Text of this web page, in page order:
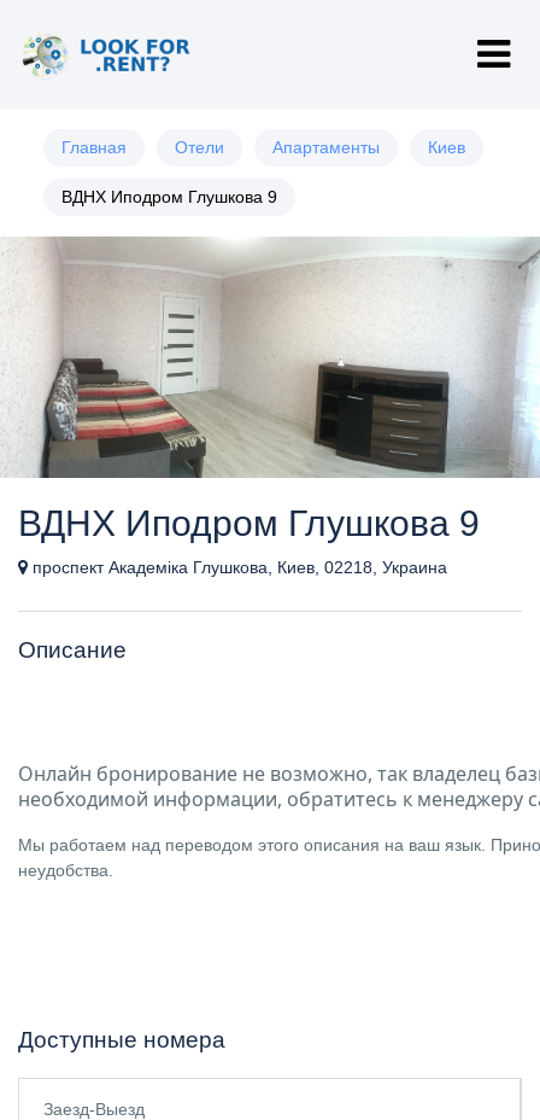
Главная Отели Апартаменты Киев
ВДНХ Иподром Глушкова 9
ВДНХ Иподром Глушкова 9
проспект Академіка Глушкова, Киев, 02218, Украина
Описание
Онлайн бронирование не возможно, так владелец
необходимой информации, обратитесь к менеджеру
Мы работаем над переводом этого описания на ваш язык.
неудобства.
Доступные номера
Заезд-Выезд